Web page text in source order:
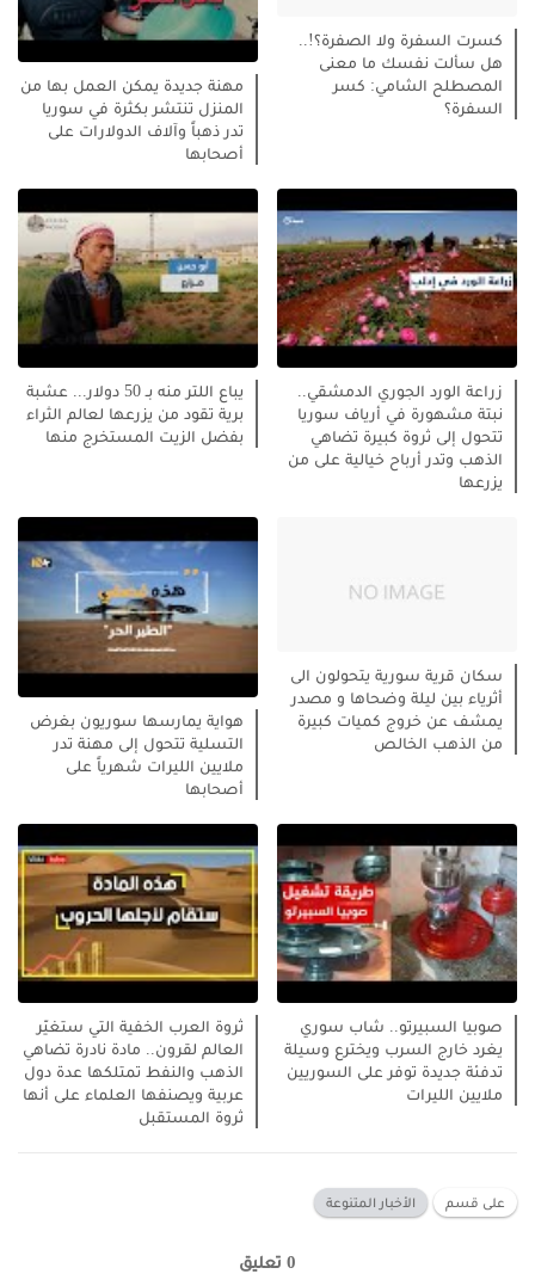
كسرت السفرة ولا الصفرة؟!..
هل سألت نفسك ما معنى
المصطلح الشامي: كسر
السفرة؟
مهنة جديدة يمكن العمل بها من
المنزل تنتشر بكثرة في سوريا
تدر ذهباً وآلاف الدولارات على
أصحابها
زراعة الورد الجوري الدمشقي..
نبتة مشهورة في أرياف سوريا
تتحول إلى ثروة كبيرة تضاهي
الذهب وتدر أرباح خيالية على من
يزرعها
يباع اللتر منه بـ 50 دولار... عشبة
برية تقود من يزرعها لعالم الثراء
بفضل الزيت المستخرج منها
سكان قرية سورية يتحولون الى
أثرياء بين ليلة وضحاها و مصدر
يمشف عن خروج كميات كبيرة
من الذهب الخالص
هواية يمارسها سوريون بغرض
التسلية تتحول إلى مهنة تدر
ملايين الليرات شهرياً على
أصحابها
صوبيا السبيرتو.. شاب سوري
يغرد خارج السرب ويخترع وسيلة
تدفئة جديدة توفر على السوريين
ملايين الليرات
ثروة العرب الخفية التي ستغيّر
العالم لقرون.. مادة نادرة تضاهي
الذهب والنفط تمتلكها عدة دول
عربية ويصنفها العلماء على أنها
ثروة المستقبل
على قسم الأخبار المتنوعة
0 تعليق